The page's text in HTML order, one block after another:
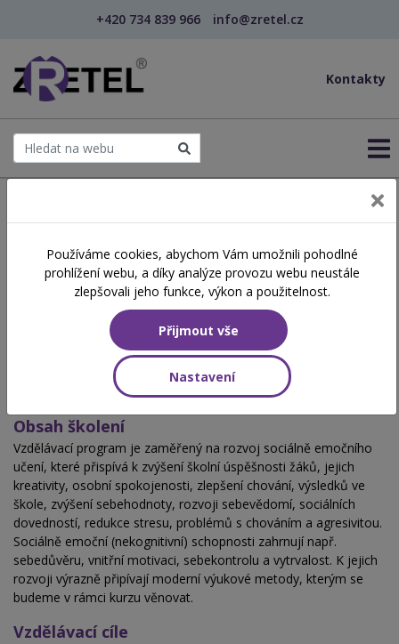
+420 734 839 966 info@zretel.cz
Kontakty
šablony
Sociálně emoční učení
(webinář)
Hodinová dotace
8 vyučovacích hodin
Obsah školení
Vzdělávací program je zaměřený na rozvoj sociálně emočního
učení, které přispívá k zvýšení školní úspěšnosti žáků, jejich
kreativity, osobní spokojenosti, zlepšení chování, výsledků ve
škole, zvýšení sebehodnoty, rozvoji sebevědomí, sociálních
dovedností, redukce stresu, problémů s chováním a agresivitou.
Sociálně emoční (nekognitivní) schopnosti zahrnují např.
sebedůvěru, vnitřní motivaci, sebekontrolu a vytrvalost. K jejich
rozvoji výrazně připívají moderní výukové metody, kterým se
budeme v rámci kurzu věnovat.
Vzdělávací cíle
Používáme cookies, abychom Vám umožnili pohodlné
prohlížení webu, a díky analýze provozu webu neustále
zlepšovali jeho funkce, výkon a použitelnost.
Přijmout vše
Nastavení